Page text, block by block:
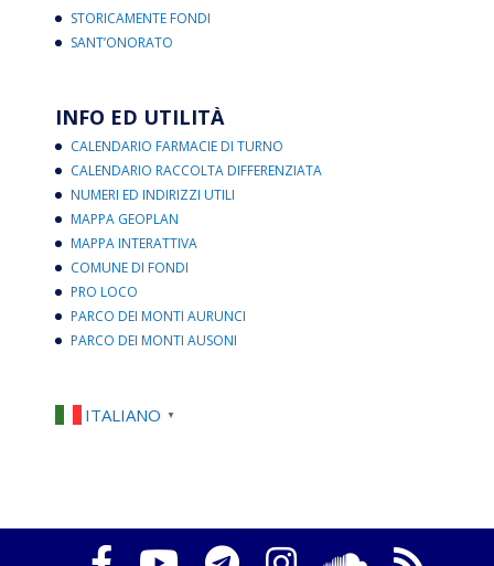
STORICAMENTE FONDI
SANT’ONORATO
INFO ED UTILITÀ
CALENDARIO FARMACIE DI TURNO
CALENDARIO RACCOLTA DIFFERENZIATA
NUMERI ED INDIRIZZI UTILI
MAPPA GEOPLAN
MAPPA INTERATTIVA
COMUNE DI FONDI
PRO LOCO
PARCO DEI MONTI AURUNCI
PARCO DEI MONTI AUSONI
ITALIANO ▼